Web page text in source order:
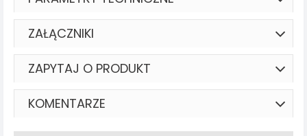
ZAŁĄCZNIKI
ZAPYTAJ O PRODUKT
KOMENTARZE